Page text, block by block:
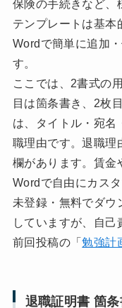
保険の手続きなど、
テンプレートは基本
Wordで簡単に追加
す。
ここでは、2書式の
目は箇条書き、2枚
は、タイトル・宛名
職理由です。退職理
欄があります。賃金
Wordで自由にカス
未登録・無料でダウ
していますが、自己
前回投稿の「勉強計
退職証明書 箇